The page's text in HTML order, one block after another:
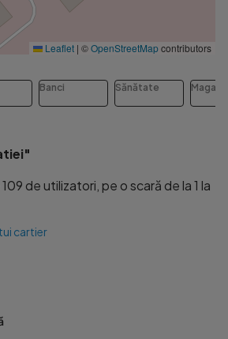
Leaflet | ©OpenStreetMapcontributors
Banci Sănătate
de utilizatori, pe o scară de la 1 la
cartier